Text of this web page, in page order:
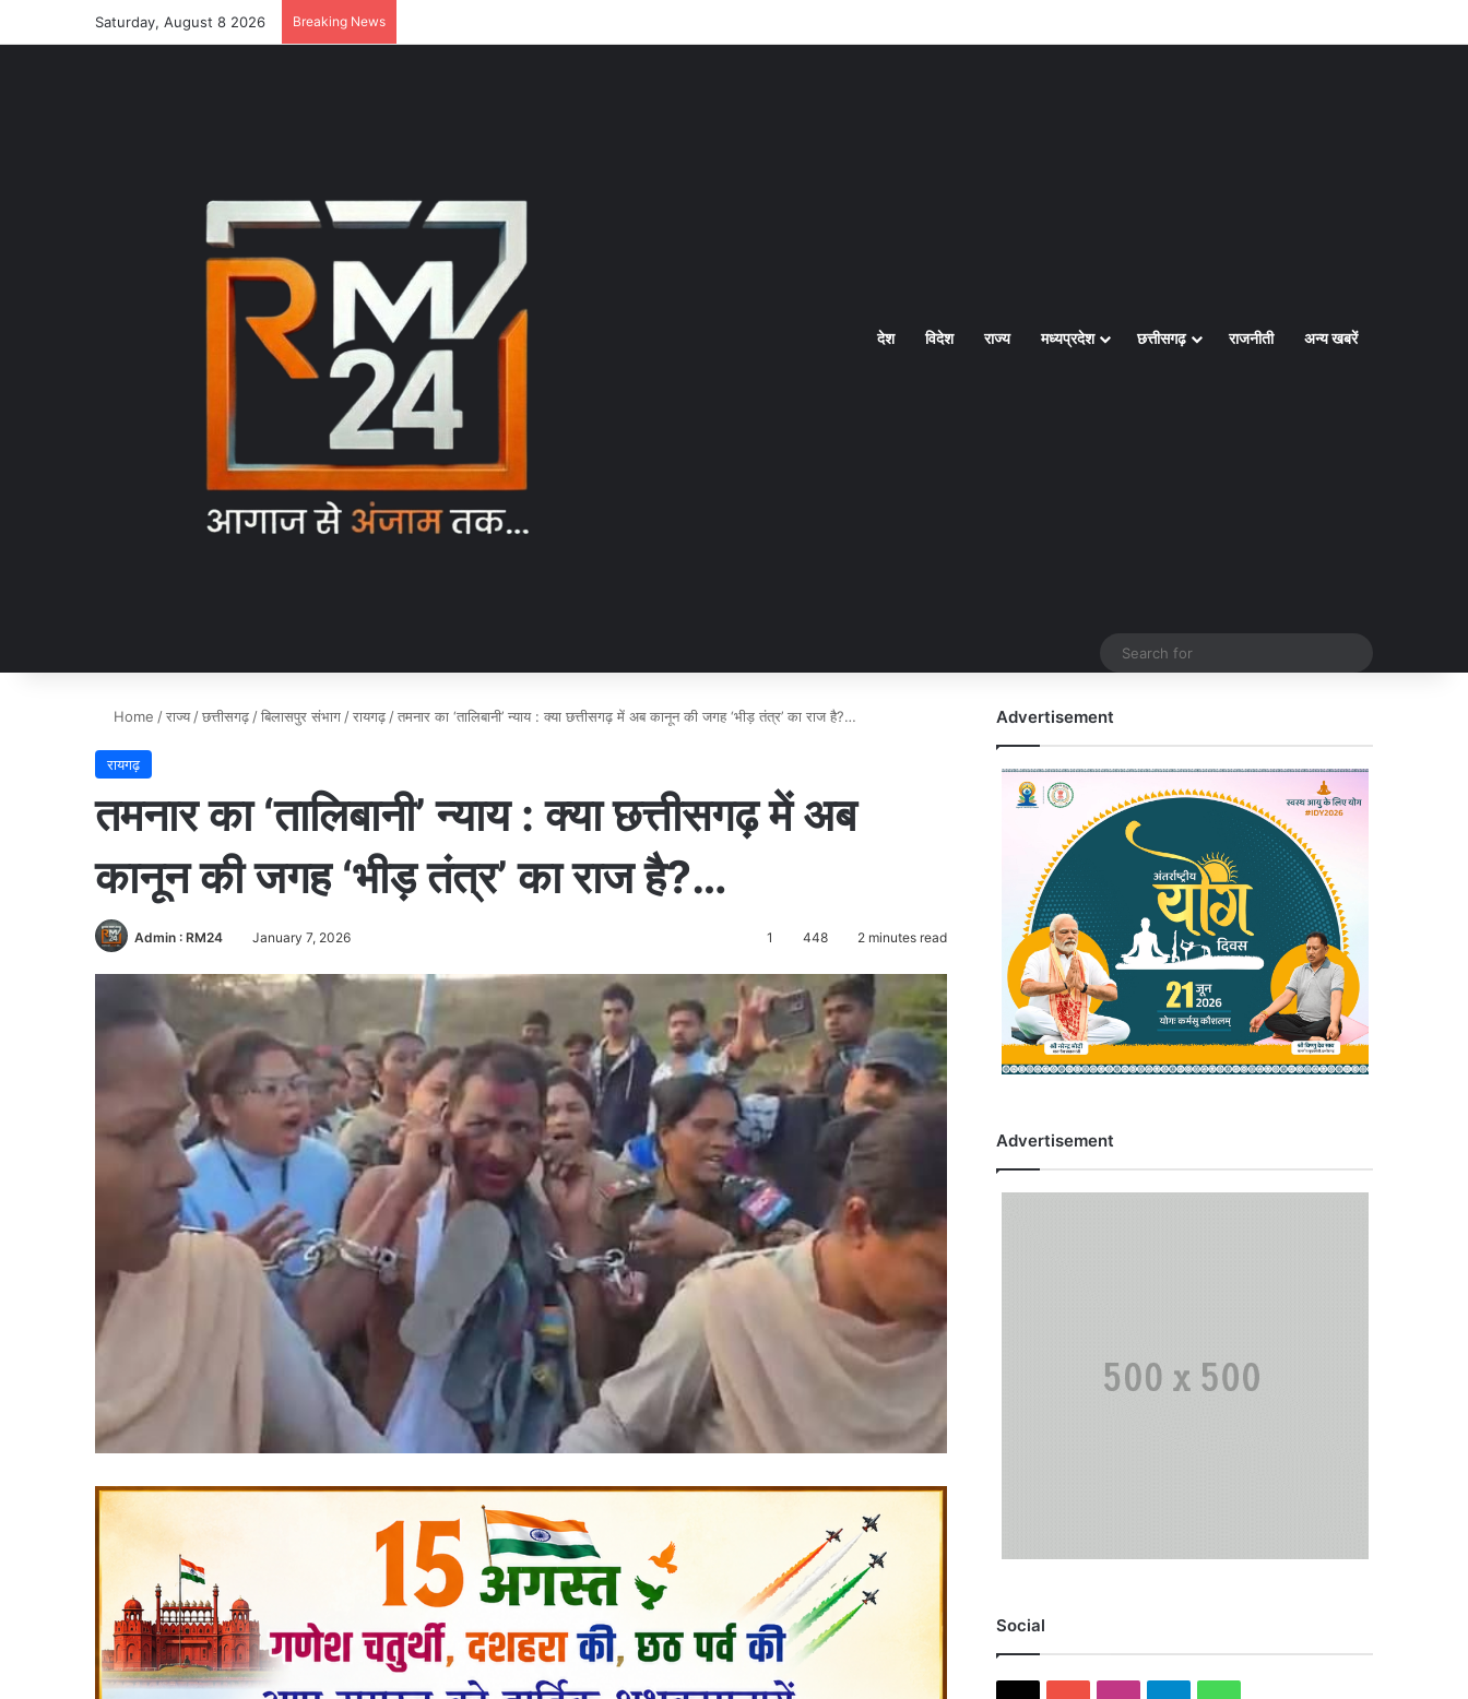
Saturday, August 8 2026 Breaking News
Homeदेश विदेश राज्य मध्यप्रदेश छत्तीसगढ़ राजनीती अन्य खबरें
Home /राज्य /छत्तीसगढ़ /बिलासपुर संभाग /रायगढ़ /तमनार का ‘तालिबानी’ न्याय : क्या छत्तीसगढ़ में अब कानून की जगह ‘भीड़ तंत्र’ का राज है?…
रायगढ़
तमनार का ‘तालिबानी’ न्याय : क्या छत्तीसगढ़ में अब
कानून की जगह ‘भीड़ तंत्र’ का राज है?…
Admin : RM24 January 7, 2026 1 448 2 minutes read
Advertisement
Advertisement
Social